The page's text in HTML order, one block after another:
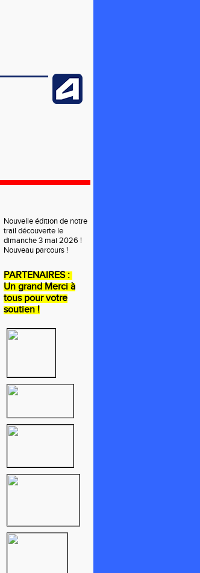
Nouvelle édition de notre
trail découverte le
dimanche 3 mai 2026 !
Nouveau parcours !
PARTENAIRES :
Un grand Merci à
tous pour votre
soutien !